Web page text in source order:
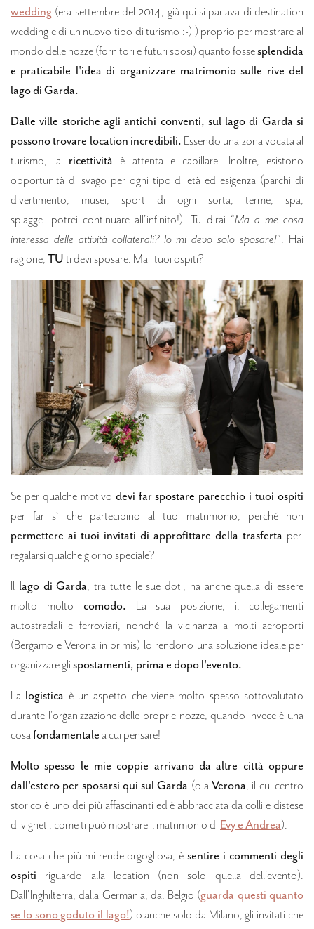
wedding (era settembre del 2014, già qui si parlava di destination
wedding e di un nuovo tipo di turismo :-) ) proprio per mostrare al
mondo delle nozze (fornitori e futuri sposi) quanto fossesplendida
e praticabile l'idea di organizzare matrimonio sulle rive del
lago di Garda.
Dalle ville storiche agli antichi conventi, sul lago di Garda si
possono trovare location incredibili. Essendo una zona vocata al
turismo, la ricettivitàè attenta e capillare. Inoltre, esistono
opportunità di svago per ogni tipo di età ed esigenza (parchi di
divertimento, musei, sport di ogni sorta, terme, spa,
spiagge...potrei continuare all'infinito!). Tu dirai “Ma a me cosa
interessa delle attività collaterali? Io mi devo solo sposare!”. Hai
ragione,TUti devi sposare. Ma i tuoi ospiti?
Se per qualche motivo devi far spostare parecchio i tuoi ospiti
per far sì che partecipino al tuo matrimonio, perché non
permettere ai tuoi invitati di approfittare della trasferta per
regalarsi qualche giorno speciale?
Il lago di Garda, tra tutte le sue doti, ha anche quella di essere
molto molto comodo. La sua posizione, il collegamenti
autostradali e ferroviari, nonché la vicinanza a molti aeroporti
(Bergamo e Verona in primis) lo rendono una soluzione ideale per
organizzare glispostamenti, prima e dopo l'evento.
La logistica è un aspetto che viene molto spesso sottovalutato
durante l'organizzazione delle proprie nozze, quando invece è una
cosafondamentalea cui pensare!
Molto spesso le mie coppie arrivano da altre città oppure
dall'estero per sposarsi qui sul Garda (o aVerona, il cui centro
storico è uno dei più affascinanti ed è abbracciata da colli e distese
di vigneti, come ti può mostrare il matrimonio di Evy e Andrea).
La cosa che più mi rende orgogliosa, èsentire i commenti degli
ospiti riguardo alla location (non solo quella dell'evento).
Dall'Inghilterra, dalla Germania, dal Belgio (guarda questi quanto
se lo sono goduto il lago!) o anche solo da Milano, gli invitati che